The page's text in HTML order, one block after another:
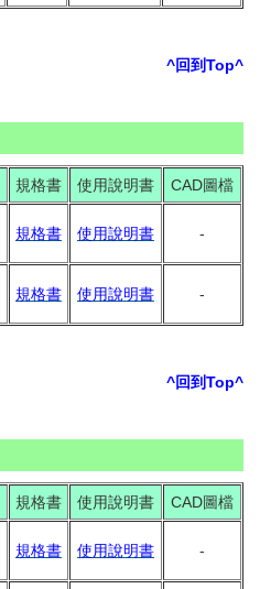
^回到Top^
規格書 使用說明書 CAD圖檔
規格書 使用說明書 -
規格書 使用說明書 -
^回到Top^
規格書 使用說明書 CAD圖檔
規格書 使用說明書 -